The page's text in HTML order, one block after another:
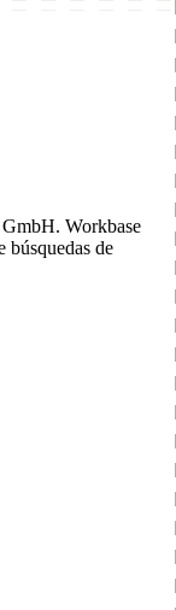
Workbase
búsquedas de